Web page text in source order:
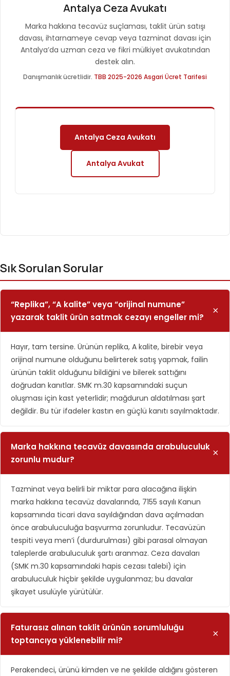
Antalya Ceza Avukatı
Marka hakkına tecavüz suçlaması, taklit ürün satışı
davası, ihtarnameye cevap veya tazminat davası için
Antalya’da uzman ceza ve fikri mülkiyet avukatından
destek alın.
Danışmanlık ücretlidir. TBB 2025-2026 Asgari Ücret Tarifesi
Antalya Ceza Avukatı
Antalya Avukat
Sık Sorulan Sorular
“Replika”, “A kalite” veya “orijinal numune”
yazarak taklit ürün satmak cezayı engeller mi?
Hayır, tam tersine. Ürünün replika, A kalite, birebir veya
orijinal numune olduğunu belirterek satış yapmak, failin
ürünün taklit olduğunu bildiğini ve bilerek sattığını
doğrudan kanıtlar. SMK m.30 kapsamındaki suçun
oluşması için kast yeterlidir; mağdurun aldatılması şart
değildir. Bu tür ifadeler kastın en güçlü kanıtı sayılmaktadır.
Marka hakkına tecavüz davasında arabuluculuk
zorunlu mudur?
Tazminat veya belirli bir miktar para alacağına ilişkin
marka hakkına tecavüz davalarında, 7155 sayılı Kanun
kapsamında ticari dava sayıldığından dava açılmadan
önce arabuluculuğa başvurma zorunludur. Tecavüzün
tespiti veya men’i (durdurulması) gibi parasal olmayan
taleplerde arabuluculuk şartı aranmaz. Ceza davaları
(SMK m.30 kapsamındaki hapis cezası talebi) için
arabuluculuk hiçbir şekilde uygulanmaz; bu davalar
şikayet usulüyle yürütülür.
Faturasız alınan taklit ürünün sorumluluğu
toptancıya yüklenebilir mi?
Perakendeci, ürünü kimden ve ne şekilde aldığını gösteren